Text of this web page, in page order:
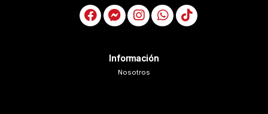
Información
Nosotros